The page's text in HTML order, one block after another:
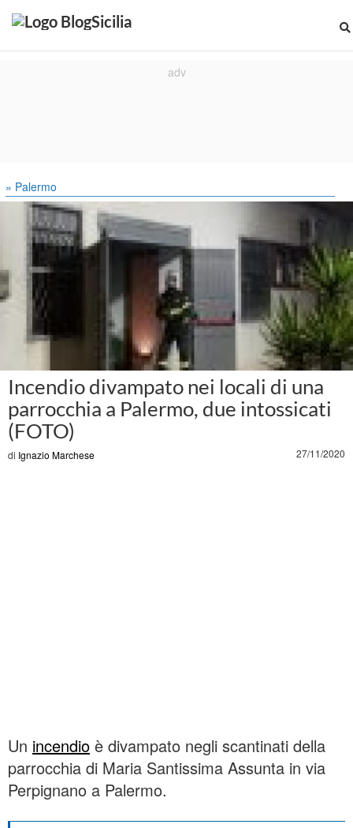
» Palermo
Incendio divampato nei locali di una
parrocchia a Palermo, due intossicati
(FOTO)
di Ignazio Marchese 27/11/2020
Un incendio è divampato negli scantinati della
parrocchia di Maria Santissima Assunta in via
Perpignano a Palermo.